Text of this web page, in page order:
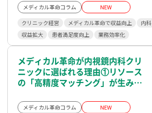
好循環
メディカル革命コラム NEW
クリニック経営 メディカル革命で収益向上 内科
収益拡大
患者満足度向上 業務効率化
メディカル革命が内視鏡内科クリ
ニックに選ばれる理由①リソース
の「高精度マッチング」が生み出
メディカル革命コラム NEW